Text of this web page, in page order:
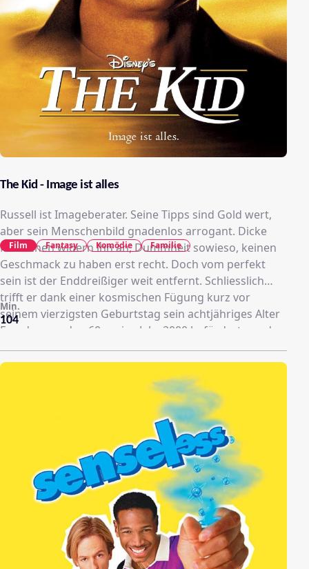
The Kid - Image ist alles
Russell ist Imageberater. Seine Tipps sind Gold wert,
aber sein Menschenbild gnadenlos arrogant. Dicke
Menschen widern ihn an, Dummheit sowieso, keinen
Geschmack zu haben erst recht. Doch vom perfekt
sein ist der Enddreißiger weit entfernt. Schliesslich
trifft er dank einer kosmischen Fügung kurz vor
seinem vierzigsten Geburtstag sein achtjähriges Alter
Ego das aus den 60ern ins Jahr 2000 befördert wurde.
Anfänglich im Glauben Wahnvorstellungen zu haben,
streiten sich die beiden nun über Lebensziele und -
führung.Lässt sich die Zukunft noch ändern...?
104
Min.
Film Fantasy Komödie Familie